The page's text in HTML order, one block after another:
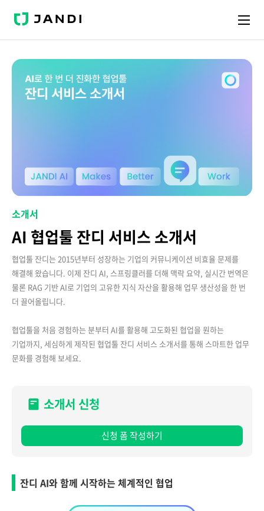
J
N
I
소개서
AI 협업툴 잔디 서비스 소개서
협업툴 잔디는 2015년부터 성장하는 기업의 커뮤니케이션 비효율 문제를
해결해 왔습니다. 이제 잔디 AI, 스프링클러를 더해 맥락 요약, 실시간 번역은
물론 RAG 기반 AI로 기업의 고유한 지식 자산을 활용해 업무 생산성을 한 번
더 끌어올립니다.
협업툴을 처음 경험하는 분부터 AI를 활용해 고도화된 협업을 원하는
기업까지, 세심하게 제작된 협업툴 잔디 서비스 소개서를 통해 스마트한 업무
문화를 경험해 보세요.
소개서 신청
신청 폼 작성하기
잔디 AI와 함께 시작하는 체계적인 협업